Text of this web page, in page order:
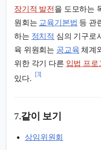
장기적 발전 을 도모하는
원회는 교육기본법 등 관
하는 정치적 심의 기구로
육 위원회는 공교육 체계
위한 각기 다른 입법 프로
있다.
[3]
7.같이 보기
상임위원회